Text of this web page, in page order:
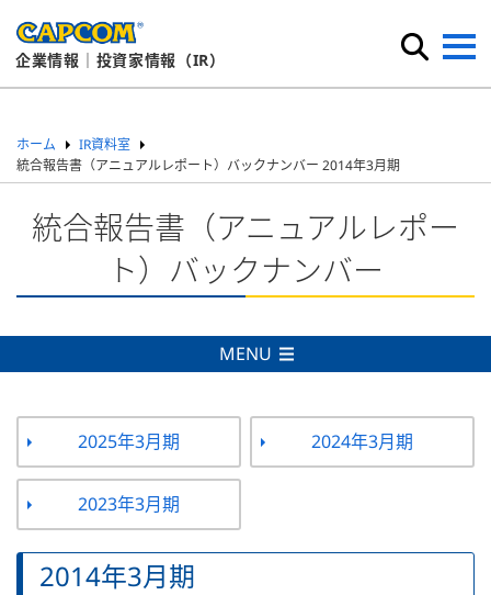
企業情報｜投資家情報（IR）
ホーム
IR資料室
統合報告書（アニュアルレポート）バックナンバー 2014年3月期
統合報告書（アニュアルレポー
ト）バックナンバー
MENU
2025年3月期 2024年3月期
2023年3月期
2014年3月期